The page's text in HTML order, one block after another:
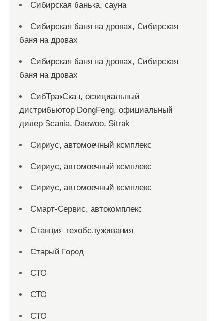
Сибирская банька, сауна
Сибирская баня на дровах, Сибирская
баня на дровах
Сибирская баня на дровах, Сибирская
баня на дровах
СибТракСкан, официальный
дистрибьютор DongFeng, официальный
дилер Scania, Daewoo, Sitrak
Сириус, автомоечный комплекс
Сириус, автомоечный комплекс
Сириус, автомоечный комплекс
Смарт-Сервис, автокомплекс
Станция техобслуживания
Старый Город
СТО
СТО
СТО